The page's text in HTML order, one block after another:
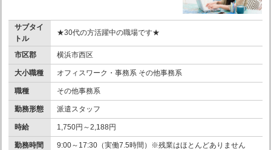
サブタイ
トル
★30代の方活躍中の職場です★
市区郡 横浜市西区
大小職種 オフィスワーク・事務系 その他事務系
職種 その他事務系
勤務形態 派遣スタッフ
時給 1,750円～2,188円
勤務時間 9:00～17:30（実働7.5時間）※残業はほとんどありません